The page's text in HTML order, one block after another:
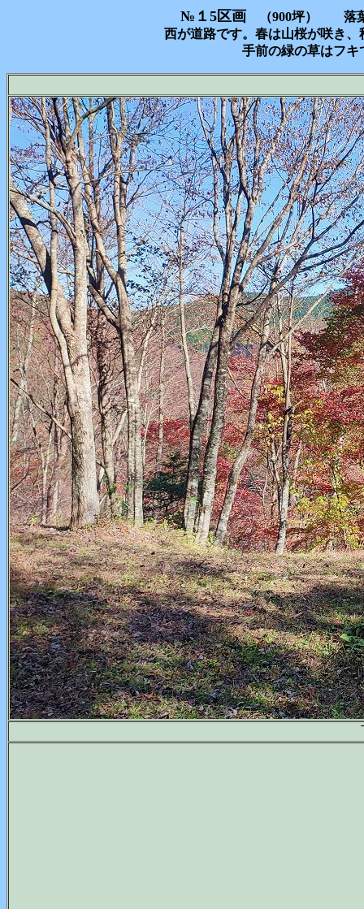
№１5区画 （900坪） 落葉
西が道路です。春は山桜が咲き
手前の緑の草はフキ